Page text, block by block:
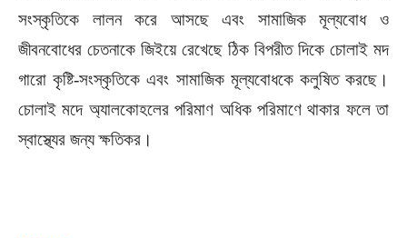
সংস্কৃতিকে লালন করে আসছে এবং সামাজিক মূল্যবোধ ও
জীবনবোধের চেতনাকে জিইয়ে রেখেছে ঠিক বিপরীত দিকে চোলাই মদ
গারো কৃষ্টি-সংস্কৃতিকে এবং সামাজিক মূল্যবোধকে কলুষিত করছে।
চোলাই মদে অ্যালকোহলের পরিমাণ অধিক পরিমাণে থাকার ফলে তা
স্বাস্থ্যের জন্য ক্ষতিকর।